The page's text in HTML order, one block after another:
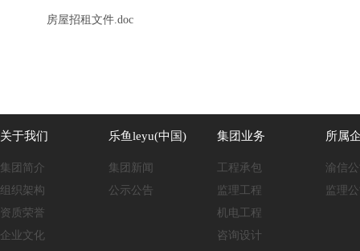
房屋招租文件.doc
关于我们
集团简介
组织架构
资质荣誉
企业文化
乐鱼leyu(中国)
集团新闻
公示公告
集团业务
工程承包
监理工程
机电工程
咨询设计
所属
渝信
监理